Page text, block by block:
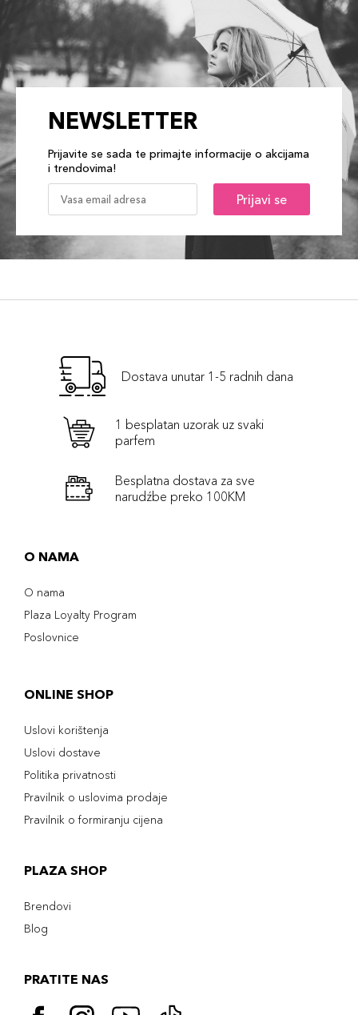
NEWSLETTER
Prijavite se sada te primajte informacije o akcijama
i trendovima!
Prijavi se
Dostava unutar 1-5 radnih dana
1 besplatan uzorak uz svaki
parfem
Besplatna dostava za sve
narudźbe preko 100KM
O NAMA
O nama
Plaza Loyalty Program
Poslovnice
ONLINE SHOP
Uslovi korištenja
Uslovi dostave
Politika privatnosti
Pravilnik o uslovima prodaje
Pravilnik o formiranju cijena
PLAZA SHOP
Brendovi
Blog
PRATITE NAS